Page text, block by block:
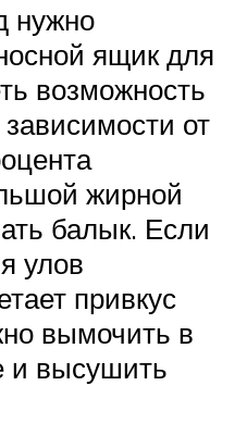
нужно
ящик для
возможность
от
жирной
балык. Если
улов
привкус
вымочить в
и высушить